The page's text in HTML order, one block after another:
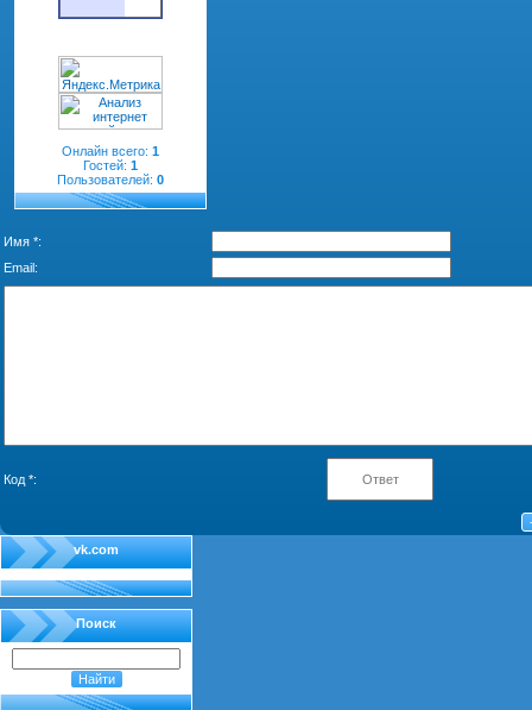
Онлайн всего: 1
Гостей: 1
Пользователей: 0
Имя *:
Email:
Код *:
vk.com
Поиск